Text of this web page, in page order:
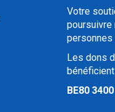
Votre
poursuivre
personnes
Les dons
BE80